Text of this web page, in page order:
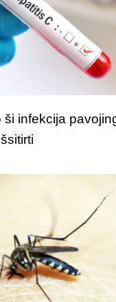
ši infekcija